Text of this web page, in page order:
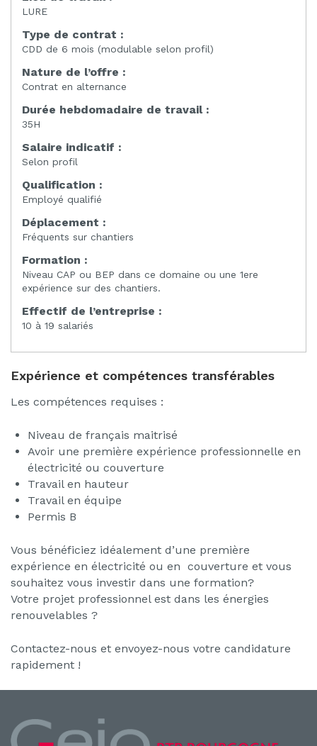
LURE
Type de contrat :
CDD de 6 mois (modulable selon profil)
Nature de l’offre :
Contrat en alternance
Durée hebdomadaire de travail :
35H
Salaire indicatif :
Selon profil
Qualification :
Employé qualifié
Déplacement :
Fréquents sur chantiers
Formation :
Niveau CAP ou BEP dans ce domaine ou une 1ere
expérience sur des chantiers.
Effectif de l’entreprise :
10 à 19 salariés
Expérience et compétences transférables
Les compétences requises :
Niveau de français maitrisé
Avoir une première expérience professionnelle en
électricité ou couverture
Travail en hauteur
Travail en équipe
Permis B
Vous bénéficiez idéalement d’une première
expérience en électricité ou en couverture et vous
souhaitez vous investir dans une formation?
Votre projet professionnel est dans les énergies
renouvelables ?
Contactez-nous et envoyez-nous votre candidature
rapidement !